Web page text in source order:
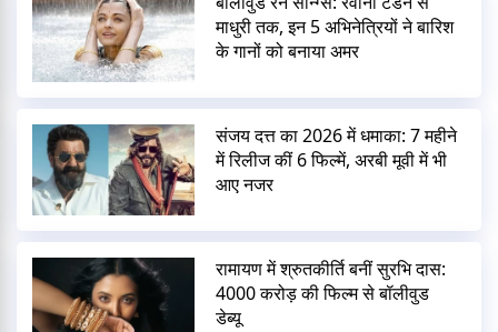
माधुरी तक, इन 5 अभिनेत्रियों ने बारिश
के गानों को बनाया अमर
संजय दत्त का 2026 में धमाका: 7 महीने
में रिलीज कीं 6 फिल्में, अरबी मूवी में भी
आए नजर
रामायण में श्रुतकीर्ति बनीं सुरभि दास:
4000 करोड़ की फिल्म से बॉलीवुड
डेब्यू